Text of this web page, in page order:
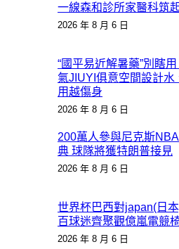
一線森和診所家醫科筑
2026 年 8 月 6 日
“國平易近解暑藥”別瞎
氣JIUYI俱意空間設計
用越傷身
2026 年 8 月 6 日
200萬人參與尼克斯
典 球隊將獲特朗普接見
2026 年 8 月 6 日
世界杯巴西對japan(日
百球迷齊聚觀億嵐電競
2026 年 8 月 6 日